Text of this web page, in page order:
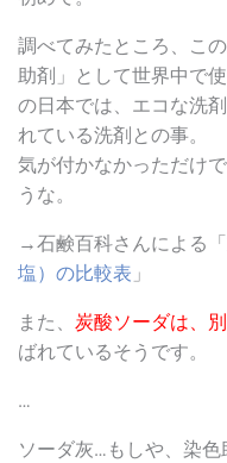
調べてみたところ、こ
助剤」として世界中で
の日本では、エコな洗
れている洗剤との事。
気が付かなかっただけ
うな。
→石鹸百科さんによる「
塩）の比較表 」
また、 炭酸ソーダは、
ばれているそうです。
…
ソーダ灰…もしや、染